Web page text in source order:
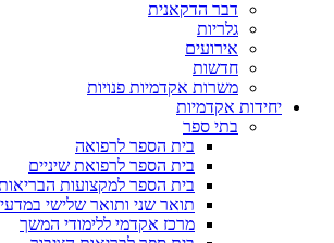
דבר הדקאנית
גלריות
אירועים
חדשות
משרות אקדמיות פנויות
יחידות אקדמיות
בתי ספר
בית הספר לרפואה
בית הספר לרפואת שיניים
בית הספר למקצועות
תואר שני ותואר שלישי
מרכז אקדמי ללימודי המשך